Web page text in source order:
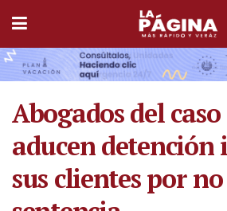
Abogados del caso
aducen detención
sus clientes por